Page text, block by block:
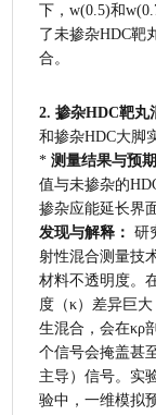
下，w(0.5)和
了未掺杂HDC靶
合。
2. 掺杂HDC靶丸
和掺杂HDC大脚
* 测量结果与预
值与未掺杂的
掺杂应能延长界
发现与解释： 研
射性混合测量技
材料不透明度。
度（κ）差异巨
生混合，会在κρ
个信号会掩盖甚
主导）信号。实
验中，一维模拟